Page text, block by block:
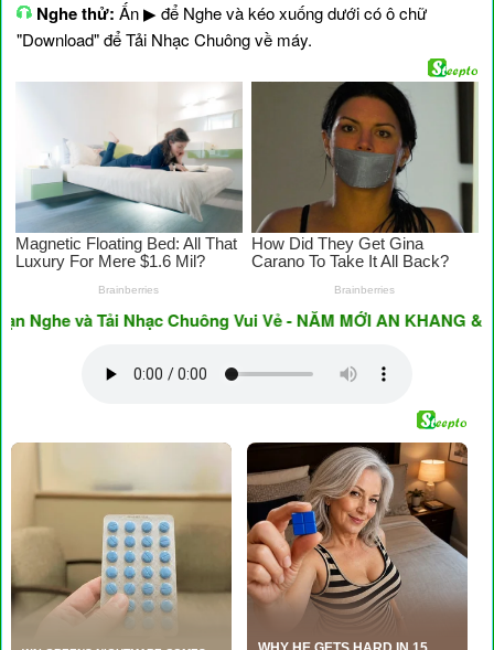
Nghe thử: Ấn ▶ để Nghe và kéo xuống dưới có ô chữ
"Download" để Tải Nhạc Chuông về máy.
và Tải Nhạc Chuông Vui Vẻ - NĂM MỚI AN KHANG &